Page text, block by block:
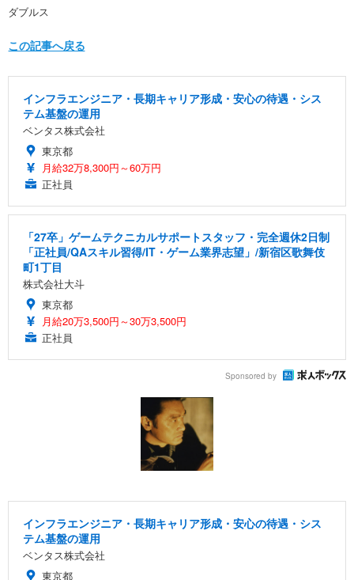
ダブルス
この記事へ戻る
インフラエンジニア・長期キャリア形成・安心の待遇・シス
テム基盤の運用
ベンタス株式会社
東京都
月給32万8,300円～60万円
正社員
「27卒」ゲームテクニカルサポートスタッフ・完全週休2日制
「正社員/QAスキル習得/IT・ゲーム業界志望」/新宿区歌舞伎
町1丁目
株式会社大斗
東京都
月給20万3,500円～30万3,500円
正社員
Sponsored by
インフラエンジニア・長期キャリア形成・安心の待遇・シス
テム基盤の運用
ベンタス株式会社
東京都